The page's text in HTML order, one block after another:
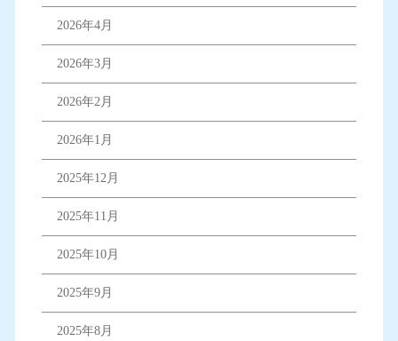
2026年4月
2026年3月
2026年2月
2026年1月
2025年12月
2025年11月
2025年10月
2025年9月
2025年8月